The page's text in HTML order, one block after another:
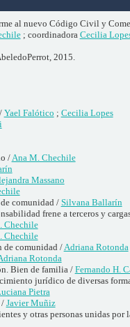
al nuevo Código Civil y
; coordinadora Cecilia
2015.
Yael Falótico ; Cecilia Lopes
/Ana M. Chechile
Massano
comunidad / Silvana Ballarín
frene a terceros y
Chechile
Chechile
comunidad /Adriana Rotonda
Rotonda
Bien de familia /Fernando H.
jurídico de diversas
Pietra
/Javier Muñiz
y otras personas unidas por